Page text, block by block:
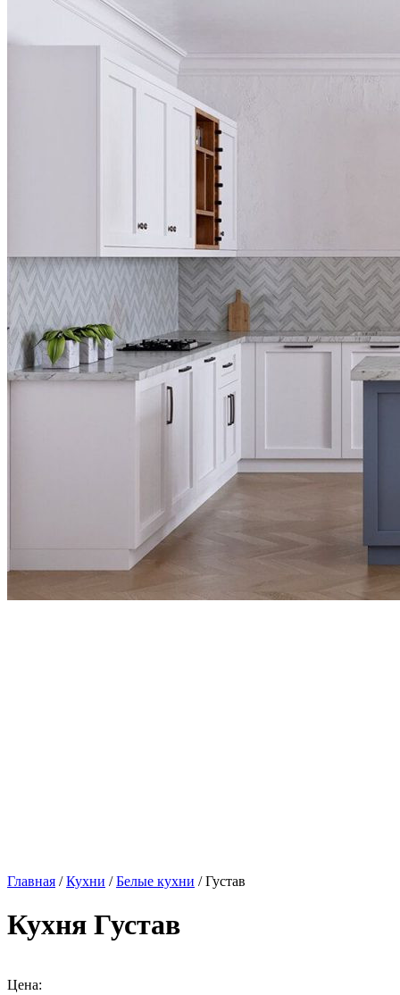
Главная /Кухни /Белые кухни / Густав
Кухня Густав
Цена: